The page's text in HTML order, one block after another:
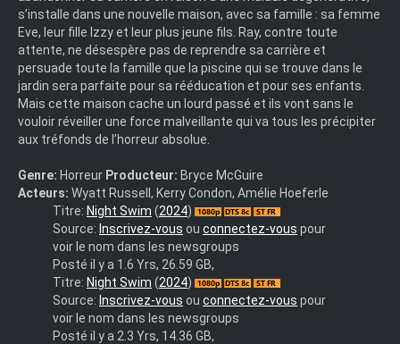
s’installe dans une nouvelle maison, avec sa famille : sa femme
Eve, leur fille Izzy et leur plus jeune fils. Ray, contre toute
attente, ne désespère pas de reprendre sa carrière et
persuade toute la famille que la piscine qui se trouve dans le
jardin sera parfaite pour sa rééducation et pour ses enfants.
Mais cette maison cache un lourd passé et ils vont sans le
vouloir réveiller une force malveillante qui va tous les précipiter
aux tréfonds de l’horreur absolue.
Genre: Horreur Producteur: Bryce McGuire
Acteurs: Wyatt Russell, Kerry Condon, Amélie Hoeferle
night.swim.2024.1080p.bluray.x264-
pignus
Titre: Night Swim (2024)
Source: Inscrivez-vous ou connectez-vous pour
voir le nom dans les newsgroups
Posté il y a 1.6 Yrs, 26.59 GB,
Night.Swim.2024.1080p.BluRay.x264-
NLSubs
Titre: Night Swim (2024)
Source: Inscrivez-vous ou connectez-vous pour
voir le nom dans les newsgroups
Posté il y a 2.3 Yrs, 14.36 GB,